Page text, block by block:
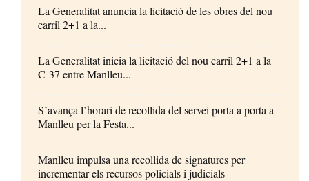
La Generalitat anuncia la licitació de les obres del nou
carril 2+1 a la...
La Generalitat inicia la licitació del nou carril 2+1 a la
C-37 entre Manlleu...
S’avança l’horari de recollida del servei porta a porta a
Manlleu per la Festa...
Manlleu impulsa una recollida de signatures per
incrementar els recursos policials i judicials